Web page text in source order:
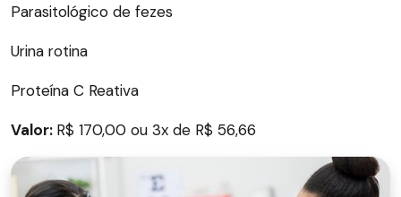
Parasitológico de fezes
Urina rotina
Proteína C Reativa
Valor: R$ 170,00 ou 3x de R$ 56,66